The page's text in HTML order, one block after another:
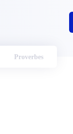
Proverbes